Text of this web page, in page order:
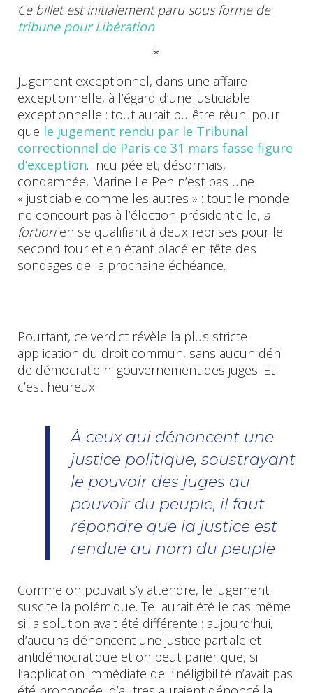
Ce billet est initialement paru sous forme de
tribune pour Libération
*
Jugement exceptionnel, dans une affaire
exceptionnelle, à l’égard d’une justiciable
exceptionnelle : tout aurait pu être réuni pour
que le jugement rendu par le Tribunal
correctionnel de Paris ce 31 mars fasse figure
d’exception. Inculpée et, désormais,
condamnée, Marine Le Pen n’est pas une
« justiciable comme les autres » : tout le monde
ne concourt pas à l’élection présidentielle, a
fortiorien se qualifiant à deux reprises pour le
second tour et en étant placé en tête des
sondages de la prochaine échéance.
Pourtant, ce verdict révèle la plus stricte
application du droit commun, sans aucun déni
de démocratie ni gouvernement des juges. Et
c’est heureux.
À ceux qui dénoncent une
justice politique, soustrayant
le pouvoir des juges au
pouvoir du peuple, il faut
répondre que la justice est
rendue au nom du peuple
Comme on pouvait s’y attendre, le jugement
suscite la polémique. Tel aurait été le cas même
si la solution avait été différente : aujourd’hui,
d’aucuns dénoncent une justice partiale et
antidémocratique et on peut parier que, si
l’application immédiate de l’inéligibilité n’avait pas